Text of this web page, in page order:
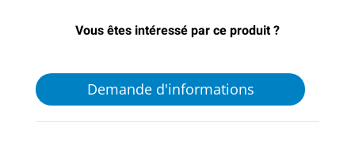
Vous êtes intéressé par ce produit ?
Demande d'informations